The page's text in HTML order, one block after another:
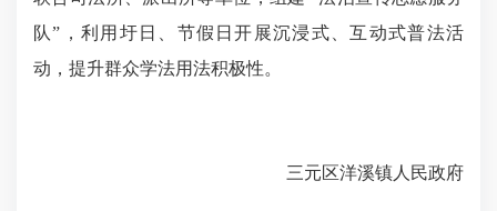
队”，利用圩日、节假日开展沉浸式、互动式普法活
动，提升群众学法用法积极性。
三元区洋溪镇人民政府